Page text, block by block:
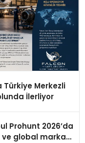
Türkiye Merkezli
İlerliyor
Prohunt 2026’da
ve global marka